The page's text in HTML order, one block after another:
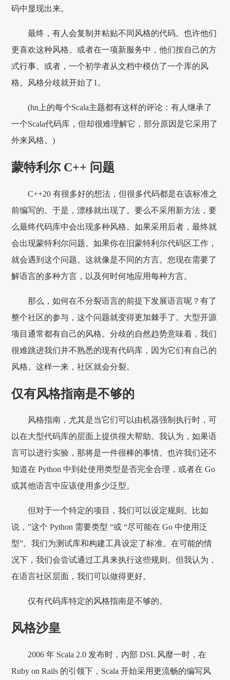
码中显现出来。
最终，有人会复制并粘贴不同风格的代码。也许他们
更喜欢这种风格。或者在一项新服务中，他们按自己的方
式行事。或者，一个初学者从文档中模仿了一个库的风
格。风格分歧就开始了1。
(hn上的每个Scala主题都有这样的评论：有人继承了
一个Scala代码库，但却很难理解它，部分原因是它采用了
外来风格。)
蒙特利尔 C++ 问题
C++20 有很多好的想法，但很多代码都是在该标准之
前编写的。于是，漂移就出现了。要么不采用新方法，要
么最终代码库中会出现多种风格。如果采用后者，最终就
会出现蒙特利尔问题。如果你在旧蒙特利尔代码区工作，
就会遇到这个问题。这就像是不同的方言。您现在需要了
解语言的多种方言，以及何时何地应用每种方言。
那么，如何在不分裂语言的前提下发展语言呢？有了
整个社区的参与，这个问题就变得更加棘手了。大型开源
项目通常都有自己的风格。分歧的自然趋势意味着，我们
很难跳进我们并不熟悉的现有代码库，因为它们有自己的
风格。这样一来，社区就会分裂。
仅有风格指南是不够的
风格指南，尤其是当它们可以由机器强制执行时，可
以在大型代码库的层面上提供很大帮助。我认为，如果语
言可以进行实验，那将是一件很棒的事情。也许我们还不
知道在 Python 中到处使用类型是否完全合理，或者在 Go
或其他语言中应该使用多少泛型。
但对于一个特定的项目，我们可以设定规则。比如
说，”这个 Python 需要类型 “或 “尽可能在 Go 中使用泛
型”。我们为测试库和构建工具设定了标准。在可能的情
况下，我们会尝试通过工具来执行这些规则。但我认为，
在语言社区层面，我们可以做得更好。
仅有代码库特定的风格指南是不够的。
风格沙皇
2006 年 Scala 2.0 发布时，内部 DSL 风靡一时，在
Ruby on Rails 的引领下，Scala 开始采用更流畅的编写风